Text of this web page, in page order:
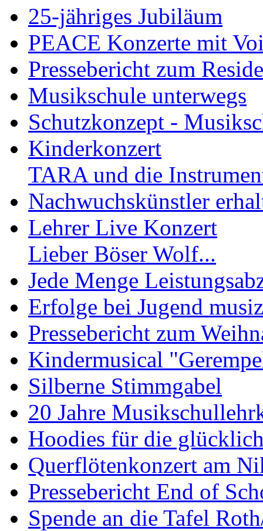
25-jähriges Jubiläum
PEACE Konzerte mit
Pressebericht zum
Musikschule unterwegs
Schutzkonzept -
Kinderkonzert
TARA und die
Nachwuchskünstler
Lehrer Live Konzert
Lieber Böser Wolf...
Jede Menge
Erfolge bei Jugend
Pressebericht zum
Kindermusical
Silberne Stimmgabel
20 Jahre
Hoodies für die
Querflötenkonzert am
Pressebericht End of
Spende an die Tafel